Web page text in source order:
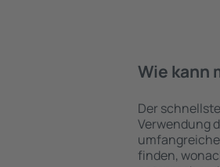
Wie kann
Der
Verwendung
finden,